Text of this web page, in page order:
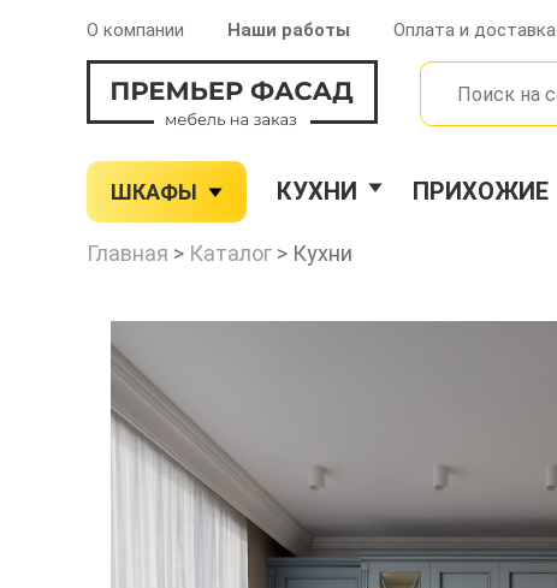
О компании Наши работы Оплата и доставка
ШКАФЫ КУХНИ ПРИХОЖИЕ
Главная > Каталог > Кухни